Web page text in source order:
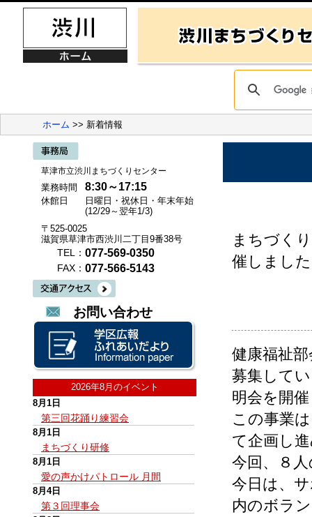
ホーム >> 新着情報
草津市立渋川まちづくりセンター
業務時間 8:30～17:15
休館日
日曜日・祝休日・年末年始
(12/29～翌年1/3)
〒525-0025
滋賀県草津市西渋川二丁目9番38号
TEL： 077-569-0350
FAX： 077-566-5143
お問い合わせ
2026年8月のイベント
8月1日
第三回花踊り練習会
8月1日
まちづくり研修
8月1日
愛の声かけパトロール 月間
8月4日
第３回理事会
まちづく
催しまし
健康福祉
募集して
明会を開
この事業
て企画し
今回、８
今日は、
内のボラ